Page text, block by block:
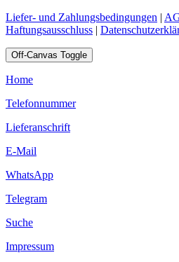
Liefer- und Zahlungsbedingungen |
Haftungsausschluss |
Off-Canvas Toggle
Home
Telefonnummer
Lieferanschrift
E-Mail
WhatsApp
Telegram
Suche
Impressum